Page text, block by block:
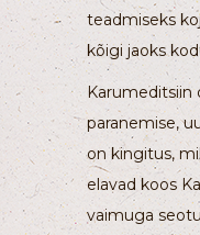
teadmiseks
kõigi jaoks
Karumeditsiin
paranemise,
on kingitus,
elavad koos
vaimuga